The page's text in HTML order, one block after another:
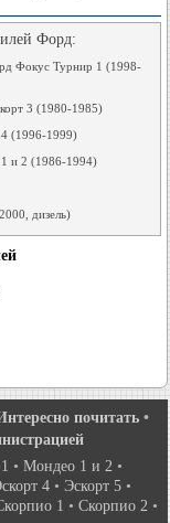
Форд:
Фокус Турнир 1 (1998-
3 (1980-1985)
(1996-1999)
и 2 (1986-1994)
дизель)
почитать •
• Мондео 1 и 2 •
4 • Эскорт 5 •
1 • Скорпио 2 •